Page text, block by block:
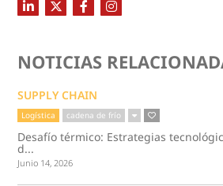
NOTICIAS
SUPPLY CHAIN
Logística cadena de frío
Desafío térmico: Estrategias
d...
Junio 14, 2026